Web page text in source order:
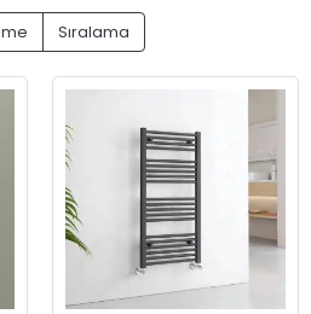
Sıralama